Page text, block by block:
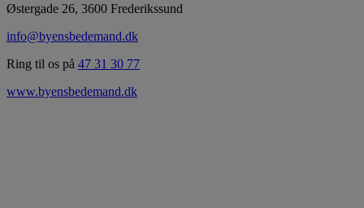
Østergade 26, 3600 Frederikssund
info@byensbedemand.dk
Ring til os på 47 31 30 77
www.byensbedemand.dk